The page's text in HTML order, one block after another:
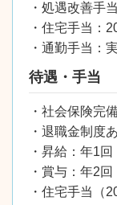
・処遇改善手
・住宅手当：
・通勤手当：
待遇・手当
・社会保険完
・退職金制度
・昇給：年1回
・賞与：年2回
・住宅手当（